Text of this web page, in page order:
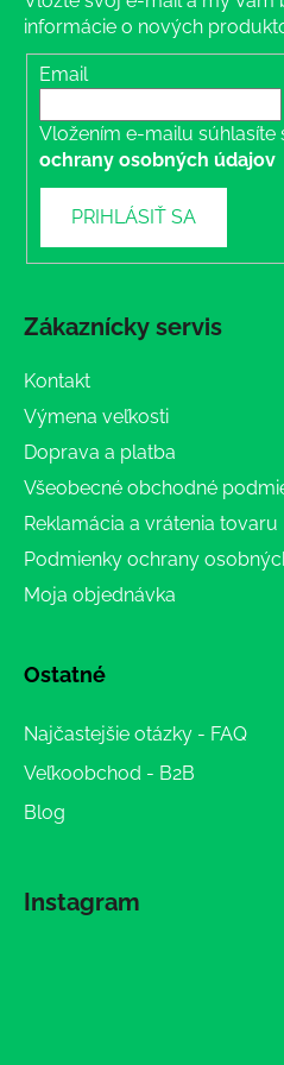
informácie o nových
Email
Vložením e-mailu súhlasíte
ochrany osobných údajov
PRIHLÁSIŤ SA
Zákaznícky servis
Kontakt
Výmena veľkosti
Doprava a platba
Všeobecné obchodné
Reklamácia a vrátenia tovaru
Podmienky ochrany
Moja objednávka
Ostatné
Najčastejšie otázky - FAQ
Veľkoobchod - B2B
Blog
Instagram